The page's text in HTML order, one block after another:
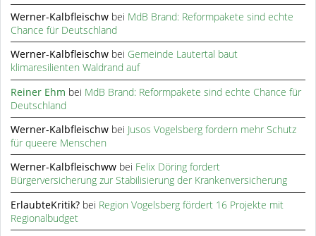
Werner-Kalbfleischw bei MdB Brand: Reformpakete sind echte
Chance für Deutschland
Werner-Kalbfleischw bei Gemeinde Lautertal baut
klimaresilienten Waldrand auf
Reiner Ehm bei MdB Brand: Reformpakete sind echte Chance für
Deutschland
Werner-Kalbfleischw bei Jusos Vogelsberg fordern mehr Schutz
für queere Menschen
Werner-Kalbfleischww bei Felix Döring fordert
Bürgerversicherung zur Stabilisierung der Krankenversicherung
ErlaubteKritik? bei Region Vogelsberg fördert 16 Projekte mit
Regionalbudget